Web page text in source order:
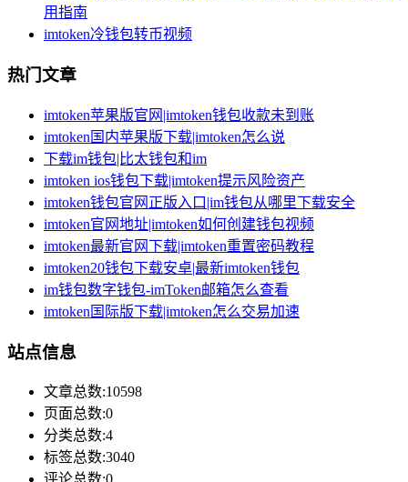
用指南
imtoken冷钱包转币视频
热门文章
imtoken苹果版官网|imtoken钱包收款未到账
imtoken国内苹果版下载|imtoken怎么说
下载im钱包|比太钱包和im
imtoken ios钱包下载|imtoken提示风险资产
imtoken钱包官网正版入口|im钱包从哪里下载安全
imtoken官网地址|imtoken如何创建钱包视频
imtoken最新官网下载|imtoken重置密码教程
imtoken20钱包下载安卓|最新imtoken钱包
im钱包数字钱包-imToken邮箱怎么查看
imtoken国际版下载|imtoken怎么交易加速
站点信息
文章总数:10598
页面总数:0
分类总数:4
标签总数:3040